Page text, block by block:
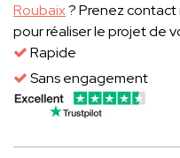
Roubaix? Prenez
pour réaliser le projet de
Rapide
Sans engagement